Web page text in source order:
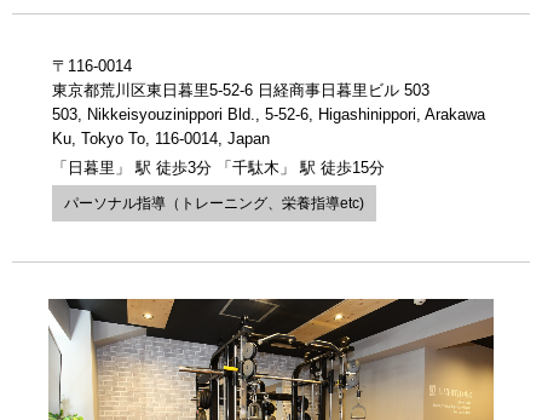
〒116-0014
東京都荒川区東日暮里5-52-6 日経商事日暮里ビル 503
503, Nikkeisyouzinippori Bld., 5-52-6, Higashinippori, Arakawa
Ku, Tokyo To, 116-0014, Japan
「日暮里」 駅 徒歩3分 「千駄木」 駅 徒歩15分
パーソナル指導（トレーニング、栄養指導etc)